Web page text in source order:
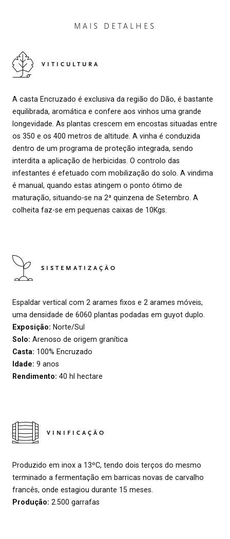
MAIS DETALHES
VITICULTURA
A casta Encruzado é exclusiva da região do Dão, é bastante
equilibrada, aromática e confere aos vinhos uma grande
longevidade. As plantas crescem em encostas situadas entre
os 350 e os 400 metros de altitude. A vinha é conduzida
dentro de um programa de proteção integrada, sendo
interdita a aplicação de herbicidas. O controlo das
infestantes é efetuado com mobilização do solo. A vindima
é manual, quando estas atingem o ponto ótimo de
maturação, situando-se na 2ª quinzena de Setembro. A
colheita faz-se em pequenas caixas de 10Kgs.
SISTEMATIZAÇÃO
Espaldar vertical com 2 arames fixos e 2 arames móveis,
uma densidade de 6060 plantas podadas em guyot duplo.
Exposição: Norte/Sul
Solo: Arenoso de origem granítica
Casta: 100% Encruzado
Idade: 9 anos
Rendimento: 40 hl hectare
VINIFICAÇÃO
Produzido em inox a 13ºC, tendo dois terços do mesmo
terminado a fermentação em barricas novas de carvalho
francês, onde estagiou durante 15 meses.
Produção: 2.500 garrafas